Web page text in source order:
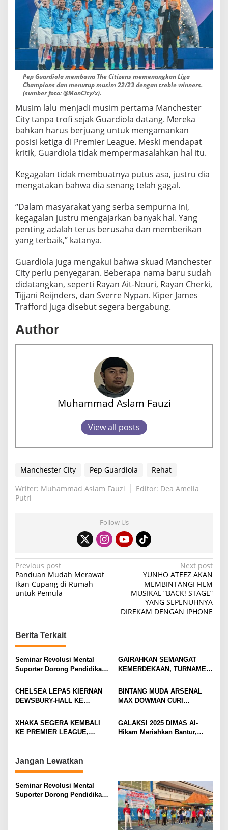
Pep Guardiola membawa The Citizens memenangkan Liga
Champions dan menutup musim 22/23 dengan treble winners.
(sumber foto: @ManCity/x).
Musim lalu menjadi musim pertama Manchester
City tanpa trofi sejak Guardiola datang. Mereka
bahkan harus berjuang untuk mengamankan
posisi ketiga di Premier League. Meski mendapat
kritik, Guardiola tidak mempermasalahkan hal itu.
Kegagalan tidak membuatnya putus asa, justru dia
mengatakan bahwa dia senang telah gagal.
“Dalam masyarakat yang serba sempurna ini,
kegagalan justru mengajarkan banyak hal. Yang
penting adalah terus berusaha dan memberikan
yang terbaik,” katanya.
Guardiola juga mengakui bahwa skuad Manchester
City perlu penyegaran. Beberapa nama baru sudah
didatangkan, seperti Rayan Ait-Nouri, Rayan Cherki,
Tijjani Reijnders, dan Sverre Nypan. Kiper James
Trafford juga disebut segera bergabung.
Author
Muhammad Aslam Fauzi
View all posts
Manchester City Pep Guardiola
Rehat
Writer: Muhammad Aslam Fauzi
Editor: Dea Amelia
Putri
Follow Us
P
o
s
a
v
i
a
i
o
n
Previous post
Panduan Mudah Merawat
Ikan Cupang di Rumah
untuk Pemula
Next post
YUNHO ATEEZ AKAN
MEMBINTANGI FILM
MUSIKAL “BACK! STAGE”
YANG SEPENUHNYA
DIREKAM DENGAN IPHONE
Berita Terkait
Seminar Revolusi Mental
Suporter Dorong Pendidikan
GAIRAHKAN SEMANGAT
KEMERDEKAAN, TURNAMEN
MOJOKERTO RAYA RESMI
BERGULIR
CHELSEA LEPAS KIERNAN
DEWSBURY-HALL KE
SANG GELANDANG DIMULAI
BINTANG MUDA ARSENAL
MAX DOWMAN CURI
PRAMUSIM ASIA
XHAKA SEGERA KEMBALI
KE PREMIER LEAGUE,
GALAKSI 2025 DIMAS Al-
Hikam Meriahkan Bantur,
Jangan Lewatkan
Seminar Revolusi Mental
Suporter Dorong Pendidikan